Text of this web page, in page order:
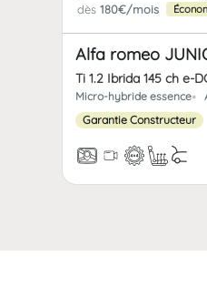
dès 180€/mois
Alfa romeo
Ti 1.2 Ibrida 145 ch e-
Micro-hybride essence
Garantie Constructeur